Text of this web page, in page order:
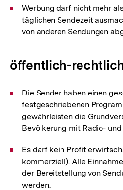
Werbung darf nicht mehr
täglichen Sendezeit
von anderen Sendungen
öffentlich-
Die Sender haben einen
festgeschriebenen
gewährleisten die
Bevölkerung mit Radio-
Es darf kein Profit
kommerziell). Alle
der Bereitstellung von
werden.